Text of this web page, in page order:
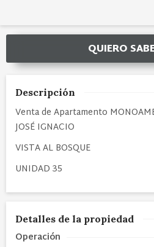
QUIERO
Descripción
Venta de Apartamento
JOSÉ IGNACIO
VISTA AL BOSQUE
UNIDAD 35
Detalles de la propiedad
Operación